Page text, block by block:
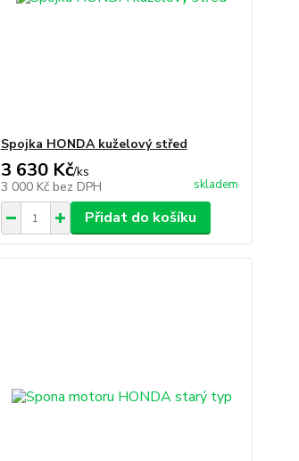
Spojka HONDA kuželový střed
3 630 Kč/ks
3 000 Kč bez DPH skladem
Přidat do košíku